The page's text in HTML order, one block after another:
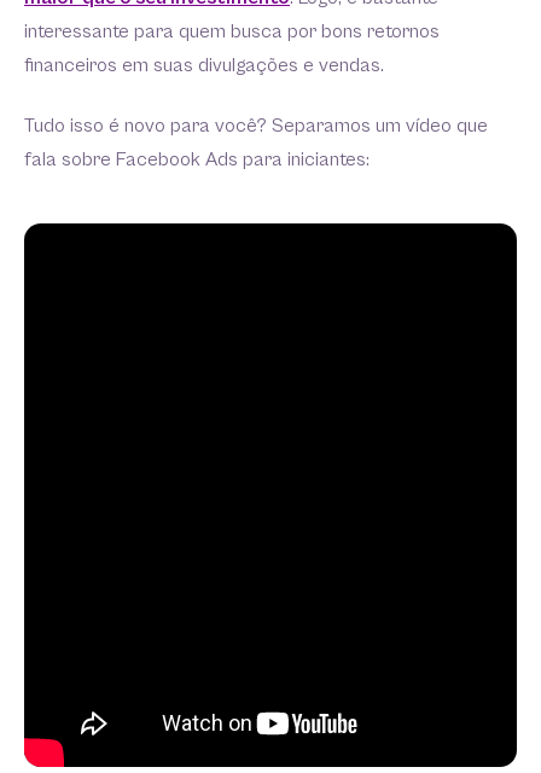
interessante para quem busca por bons retornos
financeiros em suas divulgações e vendas.
Tudo isso é novo para você? Separamos um vídeo que
fala sobre Facebook Ads para iniciantes: